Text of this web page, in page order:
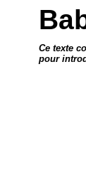
Ce texte
pour